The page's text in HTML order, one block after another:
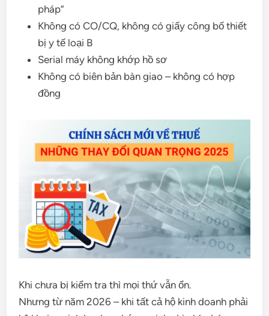
pháp”
Không có CO/CQ, không có giấy công bố thiết
bị y tế loại B
Serial máy không khớp hồ sơ
Không có biên bản bàn giao – không có hợp
đồng
Khi chưa bị kiểm tra thì mọi thứ vẫn ổn.
Nhưng từ năm 2026 – khi tất cả hộ kinh doanh phải